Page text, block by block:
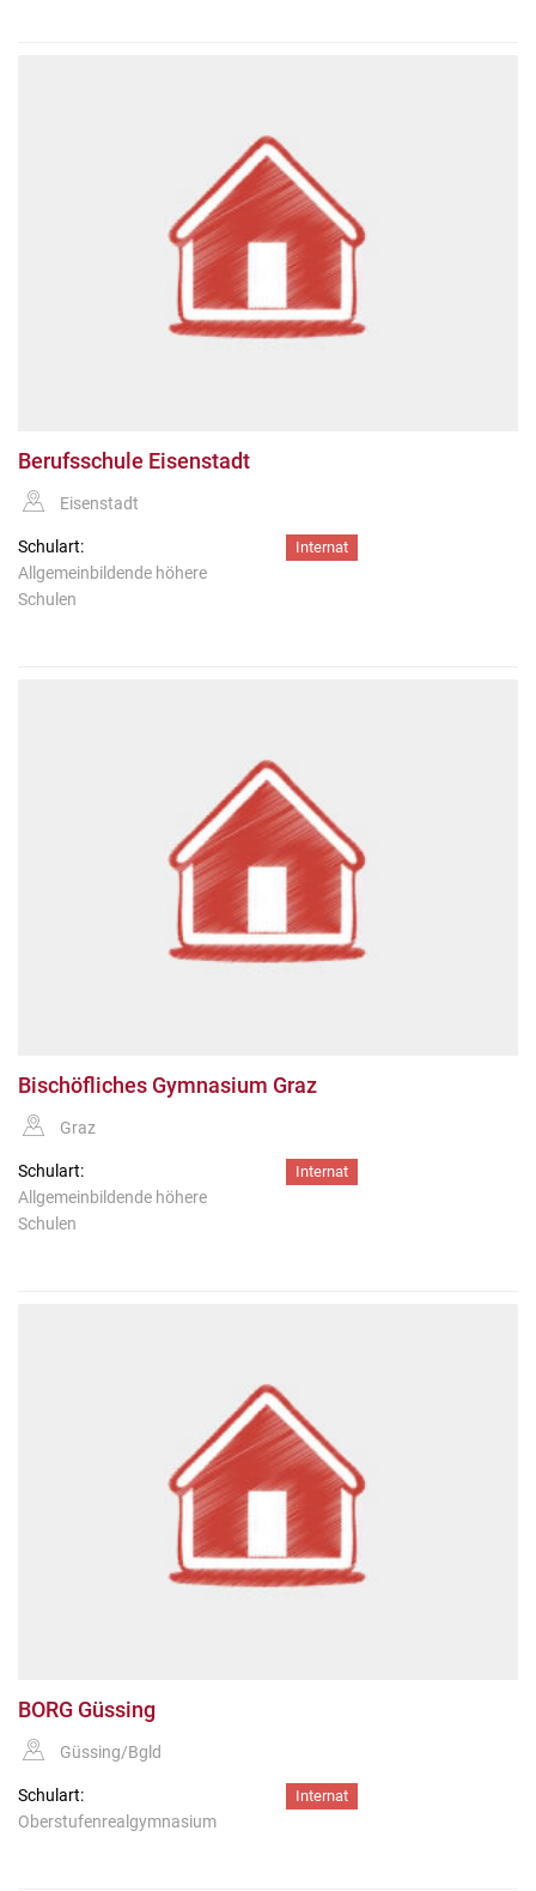
Berufsschule Eisenstadt
Eisenstadt
Schulart:
Allgemeinbildende höhere
Schulen
Internat
Bischöfliches Gymnasium Graz
Graz
Schulart:
Allgemeinbildende höhere
Schulen
Internat
BORG Güssing
Güssing/Bgld
Schulart:
Oberstufenrealgymnasium
Internat